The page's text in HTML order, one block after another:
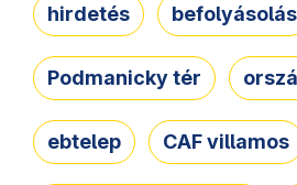
hirdetés befolyásolás
Podmanicky tér
ebtelep CAF villamos